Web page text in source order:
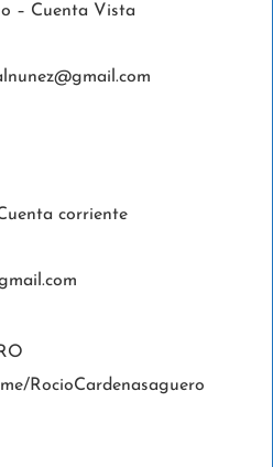
– Cuenta Vista
corriente
RocioCardenasaguero